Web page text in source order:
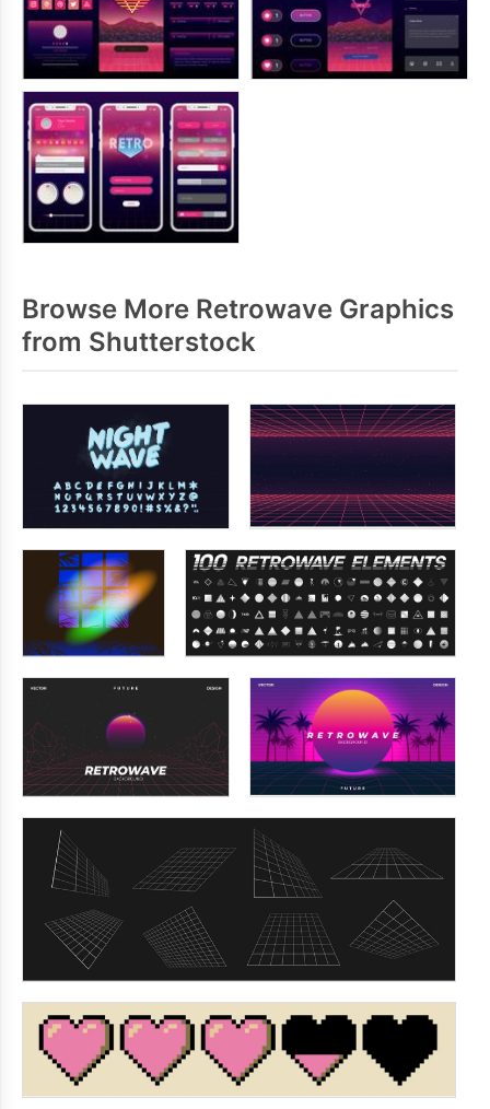
Browse More Retrowave Graphics
from Shutterstock